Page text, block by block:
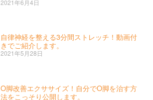
2021年6月4日
自律神経を整える3分間ストレッチ！動画付
きでご紹介します。
2021年5月28日
O脚改善エクササイズ！自分でO脚を治す方
法をこっそり公開します。